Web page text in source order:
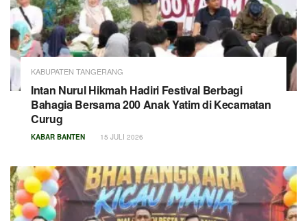
KABUPATEN TANGERANG
Intan Nurul Hikmah Hadiri Festival Berbagi
Bahagia Bersama 200 Anak Yatim di Kecamatan
Curug
KABAR BANTEN 15 JULI 2026